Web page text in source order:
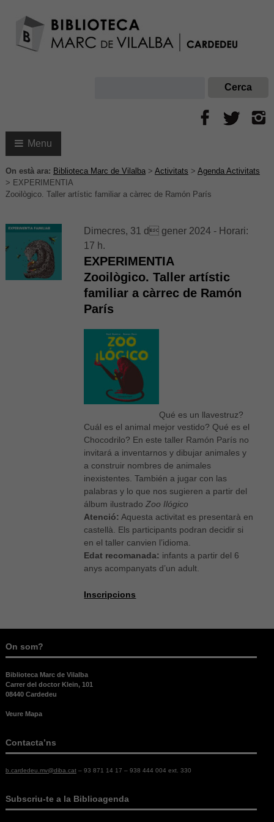
Menu
On està ara: Biblioteca Marc de Vilalba> Activitats > Agenda Activitats
> EXPERIMENTIA
Zooilògico. Taller artístic familiar a càrrec de Ramón París
Dimecres, 31 d gener 2024 - Horari:
17 h.
EXPERIMENTIA
Zooilògico. Taller artístic
familiar a càrrec de Ramón
París
Qué es un llavestruz?
Cuál es el animal mejor vestido? Qué es el
Chocodrilo? En este taller Ramón París no
invitará a inventarnos y dibujar animales y
a construir nombres de animales
inexistentes. También a jugar con las
palabras y lo que nos sugieren a partir del
álbum ilustradoZoo Ilógico
Atenció: Aquesta activitat es presentarà en
castellà. Els participants podran decidir si
en el taller canvien l’idioma.
Edat recomanada: infants a partir del 6
anys acompanyats d’un adult.
Inscripcions
On som?
Biblioteca Marc de Vilalba
Carrer del doctor Klein, 101
08440 Cardedeu
Veure Mapa
Contacta’ns
b.cardedeu.mv@diba.cat– 93 871 14 17 – 938 444 004 ext. 330
Subscriu-te a la Biblioagenda
cookies no